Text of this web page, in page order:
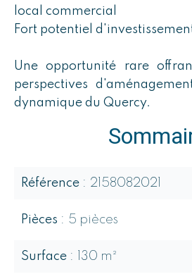
local commercial
Fort potentiel
Une opportunité rare
perspectives
dynamique du Quercy.
Référence 2158082021
Pièces 5 pièces
Surface 130 m²